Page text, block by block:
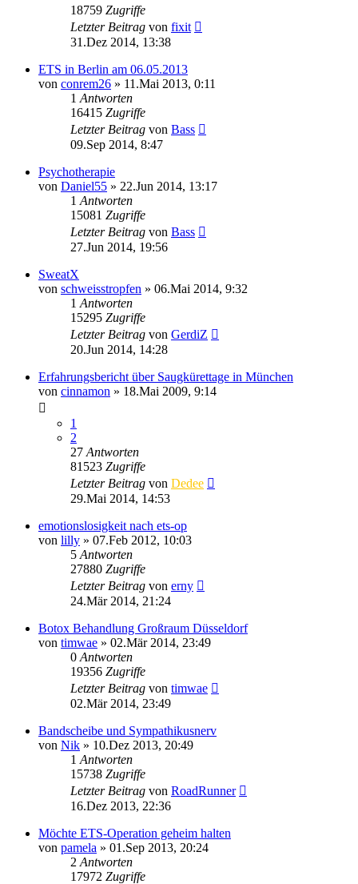
18759 Zugriffe
Letzter Beitrag von fixit
31.Dez 2014, 13:38
ETS in Berlin am 06.05.2013
von conrem26 » 11.Mai 2013, 0:11
1 Antworten
16415 Zugriffe
Letzter Beitrag von Bass
09.Sep 2014, 8:47
Psychotherapie
von Daniel55 » 22.Jun 2014, 13:17
1 Antworten
15081 Zugriffe
Letzter Beitrag von Bass
27.Jun 2014, 19:56
SweatX
von schweisstropfen » 06.Mai 2014, 9:32
1 Antworten
15295 Zugriffe
Letzter Beitrag von GerdiZ
20.Jun 2014, 14:28
Erfahrungsbericht über Saugkürettage in München
von cinnamon » 18.Mai 2009, 9:14
1
2
27 Antworten
81523 Zugriffe
Letzter Beitrag von Dedee
29.Mai 2014, 14:53
emotionslosigkeit nach ets-op
von lilly » 07.Feb 2012, 10:03
5 Antworten
27880 Zugriffe
Letzter Beitrag von erny
24.Mär 2014, 21:24
Botox Behandlung Großraum Düsseldorf
von timwae » 02.Mär 2014, 23:49
0 Antworten
19356 Zugriffe
Letzter Beitrag von timwae
02.Mär 2014, 23:49
Bandscheibe und Sympathikusnerv
von Nik » 10.Dez 2013, 20:49
1 Antworten
15738 Zugriffe
Letzter Beitrag von RoadRunner
16.Dez 2013, 22:36
Möchte ETS-Operation geheim halten
von pamela » 01.Sep 2013, 20:24
2 Antworten
17972 Zugriffe